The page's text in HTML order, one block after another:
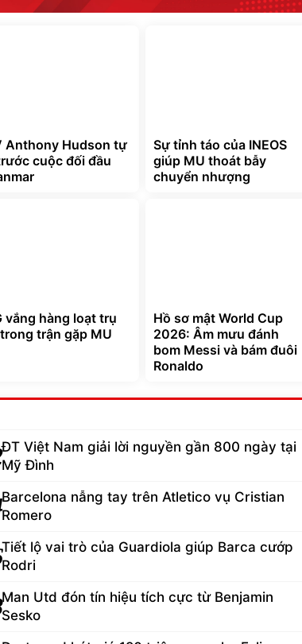
Anthony Hudson tự
cuộc đối đầu
Sự tỉnh táo của INEOS
giúp MU thoát bẫy
chuyển nhượng
vắng hàng loạt trụ
trận gặp MU
Hồ sơ mật World Cup
2026: Âm mưu đánh
bom Messi và bám đuôi
Ronaldo
ĐT Việt Nam giải lời nguyền gần 800 ngày tại
Mỹ Đình
Barcelona nẫng tay trên Atletico vụ Cristian
Romero
Tiết lộ vai trò của Guardiola giúp Barca cướp
Rodri
Man Utd đón tín hiệu tích cực từ Benjamin
Sesko